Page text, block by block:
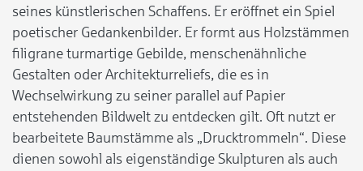
seines künstlerischen Schaffens. Er eröffnet ein Spiel
poetischer Gedankenbilder. Er formt aus Holzstämmen
filigrane turmartige Gebilde, menschenähnliche
Gestalten oder Architekturreliefs, die es in
Wechselwirkung zu seiner parallel auf Papier
entstehenden Bildwelt zu entdecken gilt. Oft nutzt er
bearbeitete Baumstämme als „Drucktrommeln“. Diese
dienen sowohl als eigenständige Skulpturen als auch